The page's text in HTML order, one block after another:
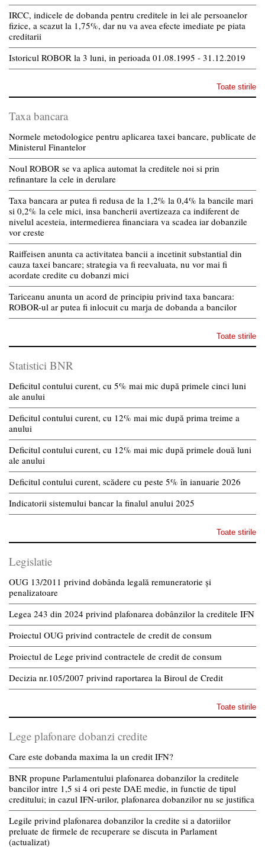
IRCC, indicele de dobanda pentru creditele in lei ale persoanelor
fizice, a scazut la 1,75%, dar nu va avea efecte imediate pe piata
creditarii
Istoricul ROBOR la 3 luni, in perioada 01.08.1995 - 31.12.2019
Toate stirile
Taxa bancara
Normele metodologice pentru aplicarea taxei bancare, publicate de
Ministerul Finantelor
Noul ROBOR se va aplica automat la creditele noi si prin
refinantare la cele in derulare
Taxa bancara ar putea fi redusa de la 1,2% la 0,4% la bancile mari
si 0,2% la cele mici, insa bancherii avertizeaza ca indiferent de
nivelul acesteia, intermedierea financiara va scadea iar dobanzile
vor creste
Raiffeisen anunta ca activitatea bancii a incetinit substantial din
cauza taxei bancare; strategia va fi reevaluata, nu vor mai fi
acordate credite cu dobanzi mici
Tariceanu anunta un acord de principiu privind taxa bancara:
ROBOR-ul ar putea fi inlocuit cu marja de dobanda a bancilor
Toate stirile
Statistici BNR
Deficitul contului curent, cu 5% mai mic după primele cinci luni
ale anului
Deficitul contului curent, cu 12% mai mic după prima treime a
anului
Deficitul contului curent, cu 12% mai mic după primele două luni
ale anului
Deficitul contului curent, scădere cu peste 5% în ianuarie 2026
Indicatorii sistemului bancar la finalul anului 2025
Toate stirile
Legislatie
OUG 13/2011 privind dobânda legală remuneratorie și
penalizatoare
Legea 243 din 2024 privind plafonarea dobânzilor la creditele IFN
Proiectul OUG privind contractele de credit de consum
Proiectul de Lege privind contractele de credit de consum
Decizia nr.105/2007 privind raportarea la Biroul de Credit
Toate stirile
Lege plafonare dobanzi credite
Care este dobanda maxima la un credit IFN?
BNR propune Parlamentului plafonarea dobanzilor la creditele
bancilor intre 1,5 si 4 ori peste DAE medie, in functie de tipul
creditului; in cazul IFN-urilor, plafonarea dobanzilor nu se justifica
Legile privind plafonarea dobanzilor la credite si a datoriilor
preluate de firmele de recuperare se discuta in Parlament
(actualizat)